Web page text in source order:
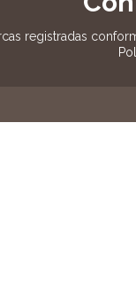
registradas